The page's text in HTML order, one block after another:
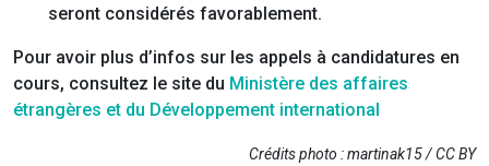
seront considérés favorablement.
Pour avoir plus d’infos sur les appels à candidatures en
cours, consultez le site du Ministère des affaires
étrangères et du Développement international
Crédits photo : martinak15 / CC BY